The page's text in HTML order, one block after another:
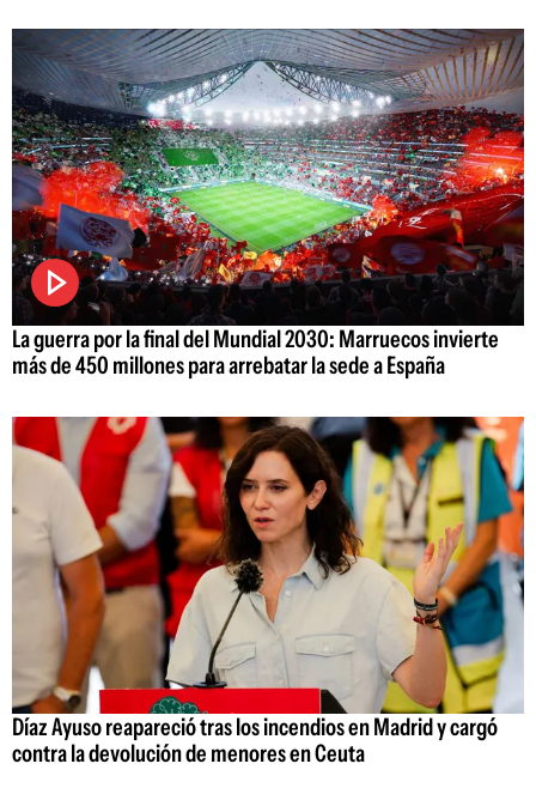
La guerra por la final del Mundial 2030: Marruecos invierte
más de 450 millones para arrebatar la sede a España
Díaz Ayuso reapareció tras los incendios en Madrid y cargó
contra la devolución de menores en Ceuta